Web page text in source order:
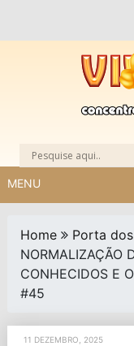
MENU
Home
Porta
NORMALIZAÇÃO
CONHECIDOS E
#45
11 DEZEMBRO, 2025